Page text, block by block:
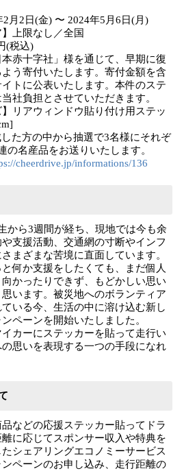
2月2日(金) 〜 2024年5月6日(月)
上限なし／全国
(税込)
本赤十字社」様を通じて、早期に復
う寄付いたします。寄付金額を含
トに公表いたします。本件のステ
社負担とさせていただきます。
】リアウィンドウ貼り付け用ステッ
した方の中から抽選で3名様にそれぞ
の名産品をお送りいたします。
cheerdrive.jp/informations/136
から3週間が経ち、現地では今も余
支援活動、交通網の寸断やインフ
まざまな苦境に直面しています。
何か支援をしたくても、まだ個人
かったりできず、もどかしい思い
います。被災地へのボランティア
いる今、生活の中に溶け込む新し
ペーンを開始いたしました。
カーにステッカーを貼って走行い
思いを表現する一つの手段になれ
などの応援ステッカー貼ってドラ
に応じてスポンサー収入や特典を
シェアリングエコノミーサービス
ペーンのお申し込み、走行距離の